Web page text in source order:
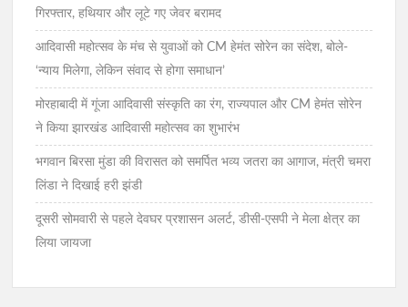
गिरफ्तार, हथियार और लूटे गए जेवर बरामद
आदिवासी महोत्सव के मंच से युवाओं को CM हेमंत सोरेन का संदेश, बोले-
‘न्याय मिलेगा, लेकिन संवाद से होगा समाधान’
मोरहाबादी में गूंजा आदिवासी संस्कृति का रंग, राज्यपाल और CM हेमंत सोरेन
ने किया झारखंड आदिवासी महोत्सव का शुभारंभ
भगवान बिरसा मुंडा की विरासत को समर्पित भव्य जतरा का आगाज, मंत्री चमरा
लिंडा ने दिखाई हरी झंडी
दूसरी सोमवारी से पहले देवघर प्रशासन अलर्ट, डीसी-एसपी ने मेला क्षेत्र का
लिया जायजा